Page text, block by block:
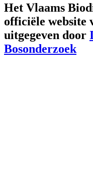
Het Vlaams
officiële website
uitgegeven door
Bosonderzoek